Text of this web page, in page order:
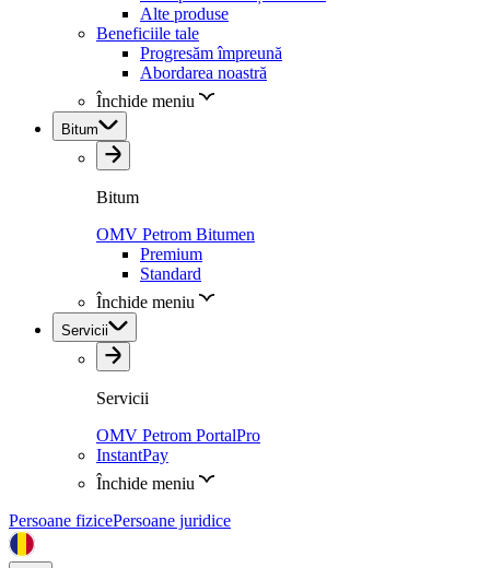
Alte produse
Beneficiile tale
Progresăm împreună
Abordarea noastră
Închide meniu
Bitum
Bitum
OMV Petrom Bitumen
Premium
Standard
Închide meniu
Servicii
Servicii
OMV Petrom PortalPro
InstantPay
Închide meniu
Persoane fizicePersoane juridice